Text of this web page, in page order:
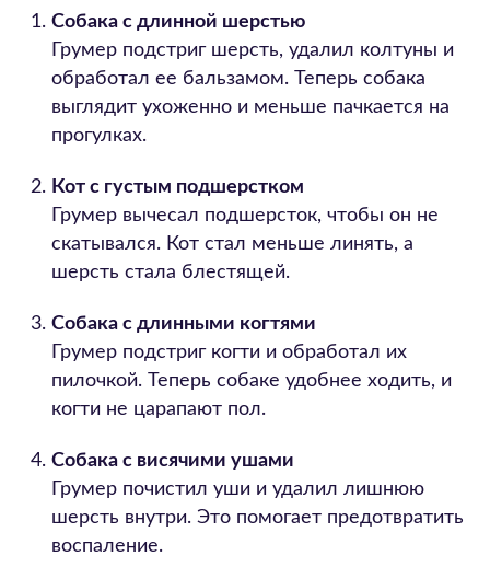
Собака с длинной шерстью
Грумер подстриг шерсть, удалил колтуны и
обработал ее бальзамом. Теперь собака
выглядит ухоженно и меньше пачкается на
прогулках.
Кот с густым подшерстком
Грумер вычесал подшерсток, чтобы он не
скатывался. Кот стал меньше линять, а
шерсть стала блестящей.
Собака с длинными когтями
Грумер подстриг когти и обработал их
пилочкой. Теперь собаке удобнее ходить, и
когти не царапают пол.
Собака с висячими ушами
Грумер почистил уши и удалил лишнюю
шерсть внутри. Это помогает предотвратить
воспаление.